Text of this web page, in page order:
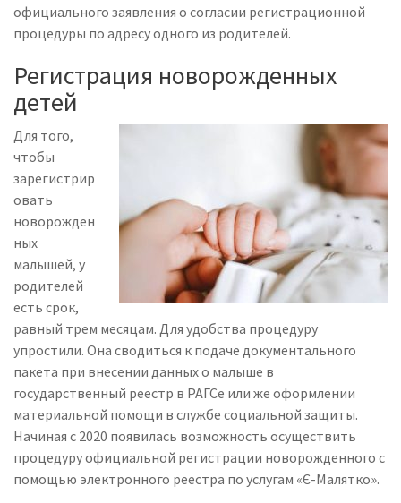
официального заявления о согласии регистрационной
процедуры по адресу одного из родителей.
Регистрация новорожденных
детей
Для того,
чтобы
зарегистрир
овать
новорожден
ных
малышей, у
родителей
есть срок,
равный трем месяцам. Для удобства процедуру
упростили. Она сводиться к подаче документального
пакета при внесении данных о малыше в
государственный реестр в РАГСе или же оформлении
материальной помощи в службе социальной защиты.
Начиная с 2020 появилась возможность осуществить
процедуру официальной регистрации новорожденного с
помощью электронного реестра по услугам «Є-Малятко».